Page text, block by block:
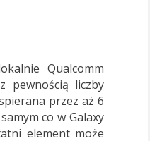
Qualcomm
pewnością liczby
przez aż 6
co w Galaxy
element może